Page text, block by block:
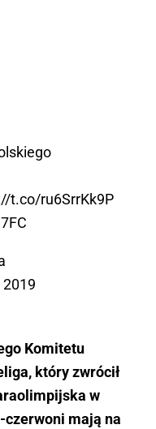
t.co/ru6SrrKk9P
Komitetu
który zwrócił
w
czerwoni mają na